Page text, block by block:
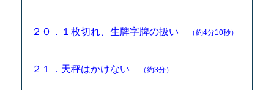
２０．１枚切れ、生牌字牌の扱い （約4分10秒）
２１．天秤はかけない （約3分）